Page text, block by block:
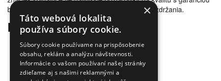
bezproblémovosti tlače. Tovar doručujeme bez zdržania.
Prečo nakúpiť u nás
Úspora nákladov
Overená kvalita
Doprava zadarmo
Tovar skladom
×
Táto webová lokalita
používa súbory cookie.
Súbory cookie používame na prispôsobenie
obsahu, reklám a analýzu návštevnosti.
Informácie o vašom používaní našej stránky
zdieľame aj s našimi reklamnými a